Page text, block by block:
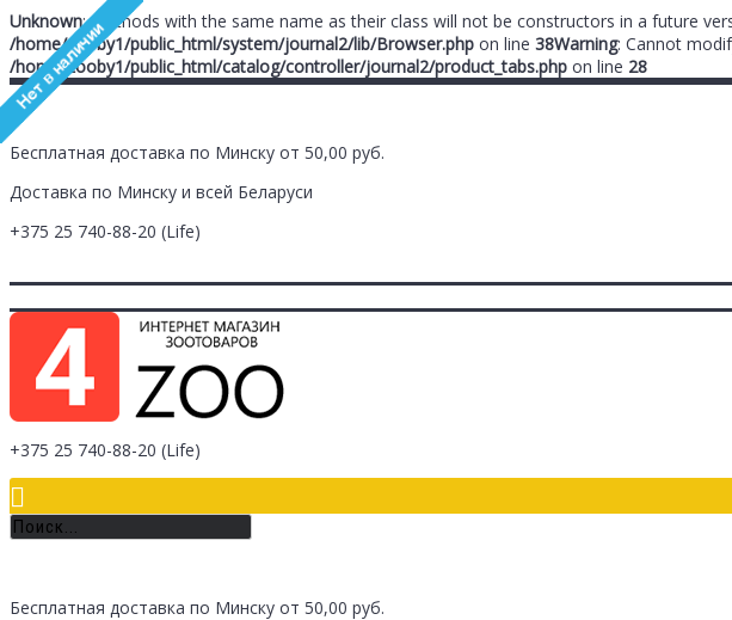
Unknown: Methods with the same name as their class will not be constructors in a future
/home/zooby1/public_html/system/journal2/lib/Browser.php on line 38Warning: Cannot
/home/zooby1/public_html/catalog/controller/journal2/product_tabs.php on line 28
Бесплатная доставка по Минску от 50,00 руб.
Доставка по Минску и всей Беларуси
+375 25 740-88-20 (Life)
+375 25 740-88-20 (Life)
Бесплатная доставка по Минску от 50,00 руб.